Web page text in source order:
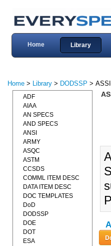
Home Library
Home > Library > DODSSP >
ADF
AIAA
AN SPECS
AND SPECS
ANSI
ARMY
ASQC
ASTM
CCSDS
COMML ITEM DESC
DATA ITEM DESC
DOC TEMPLATES
DoD
DODSSP
DOE
DOT
ESA